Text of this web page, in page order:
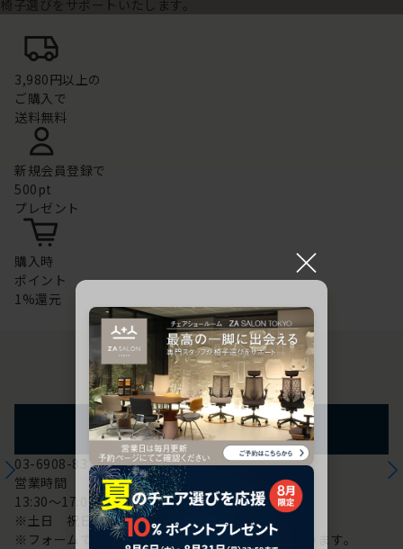
椅子選びをサポートいたします。
3,980円以上の
ご購入で
送料無料
新規会員登録で
500pt
プレゼント
購入時
ポイント
1%還元
お問い合わせ
フォームからのお問い合わせ
03-6908-8370
営業時間
13:30～17:00
※土日 祝日は休み
※フォームでのお問い合わせは24時間対応しております。
×